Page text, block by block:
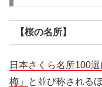
【桜の名所】
日本さくら名所100
梅」
と並び称される